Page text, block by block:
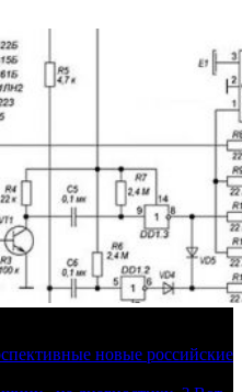
новые российские